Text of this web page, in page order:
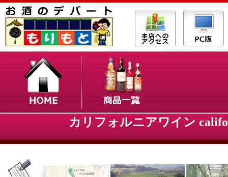
カリフォルニアワイン